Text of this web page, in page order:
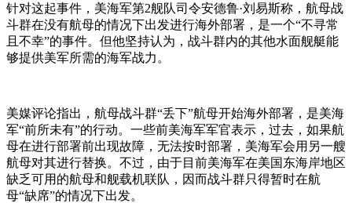
针对这起事件，美海军第2舰队司令安德鲁·刘易斯称，航母战
斗群在没有航母的情况下出发进行海外部署，是一个“不寻常
且不幸”的事件。但他坚持认为，战斗群内的其他水面舰艇能
够提供美军所需的海军战力。
美媒评论指出，航母战斗群“丢下”航母开始海外部署，是美海
军“前所未有”的行动。一些前美海军军官表示，过去，如果航
母在进行部署前出现故障，无法按时部署，美海军会用另一艘
航母对其进行替换。不过，由于目前美海军在美国东海岸地区
缺乏可用的航母和舰载机联队，因而战斗群只得暂时在航
母“缺席”的情况下出发。